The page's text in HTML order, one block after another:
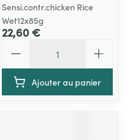
Sensi.contr.chicken Rice
Wet12x85g
22,60 €
Ajouter au panier